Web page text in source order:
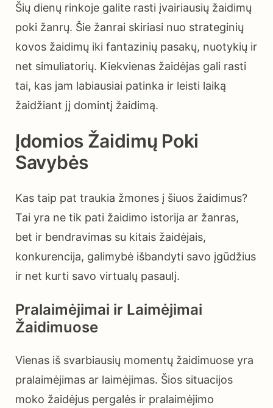
Šių dienų rinkoje galite rasti įvairiausių žaidimų
poki žanrų. Šie žanrai skiriasi nuo strateginių
kovos žaidimų iki fantazinių pasakų, nuotykių ir
net simuliatorių. Kiekvienas žaidėjas gali rasti
tai, kas jam labiausiai patinka ir leisti laiką
žaidžiant jį domintį žaidimą.
Įdomios Žaidimų Poki
Savybės
Kas taip pat traukia žmones į šiuos žaidimus?
Tai yra ne tik pati žaidimo istorija ar žanras,
bet ir bendravimas su kitais žaidėjais,
konkurencija, galimybė išbandyti savo įgūdžius
ir net kurti savo virtualų pasaulį.
Pralaimėjimai ir Laimėjimai
Žaidimuose
Vienas iš svarbiausių momentų žaidimuose yra
pralaimėjimas ar laimėjimas. Šios situacijos
moko žaidėjus pergalės ir pralaimėjimo